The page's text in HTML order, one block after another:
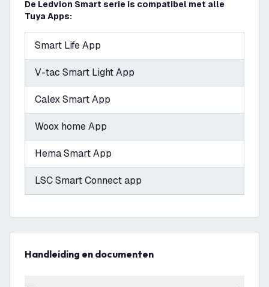
De Ledvion Smart serie is compatibel met alle
Tuya Apps:
Smart Life App
V-tac Smart Light App
Calex Smart App
Woox home App
Hema Smart App
LSC Smart Connect app
Handleiding en documenten